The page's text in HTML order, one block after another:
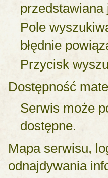
Pole
błędnie
Przycisk
Dostępność
Serwis może
dostępne.
Mapa serwisu,
odnajdywania